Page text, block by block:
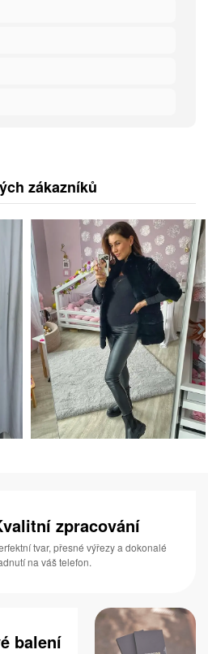
zákazníků
zpracování
tvar, přesné výřezy a dokonalé
na váš telefon.
balení